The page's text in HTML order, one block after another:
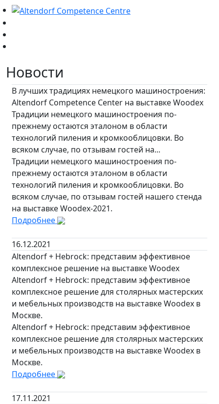
Новости
В лучших традициях немецкого машиностроения:
Altendorf Competence Center на выставке Woodex
Традиции немецкого машиностроения по-
прежнему остаются эталоном в области
технологий пиления и кромкооблицовки. Во
всяком случае, по отзывам гостей на...
Традиции немецкого машиностроения по-
прежнему остаются эталоном в области
технологий пиления и кромкооблицовки. Во
всяком случае, по отзывам гостей нашего стенда
на выставке Woodex-2021.
Подробнее
16.12.2021
Altendorf + Hebrock: представим эффективное
комплексное решение на выставке Woodex
Altendorf + Hebrock: представим эффективное
комплексное решение для столярных мастерских
и мебельных производств на выставке Woodex в
Москве.
Altendorf + Hebrock: представим эффективное
комплексное решение для столярных мастерских
и мебельных производств на выставке Woodex в
Москве.
Подробнее
17.11.2021